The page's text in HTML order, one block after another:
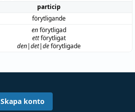
particip
förytligande
enförytligad
ettförytligat
den|det|deförytligade
Skapa konto